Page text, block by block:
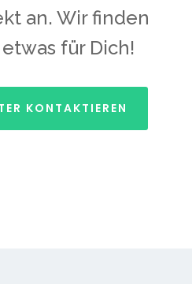
an. Wir finden
für Dich!
KONTAKTIEREN